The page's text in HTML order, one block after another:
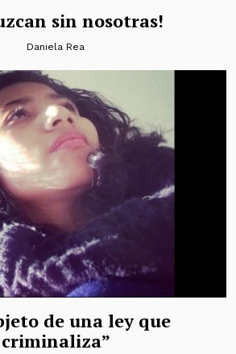
sin nosotras!
Daniela Rea
de una ley que
criminaliza”